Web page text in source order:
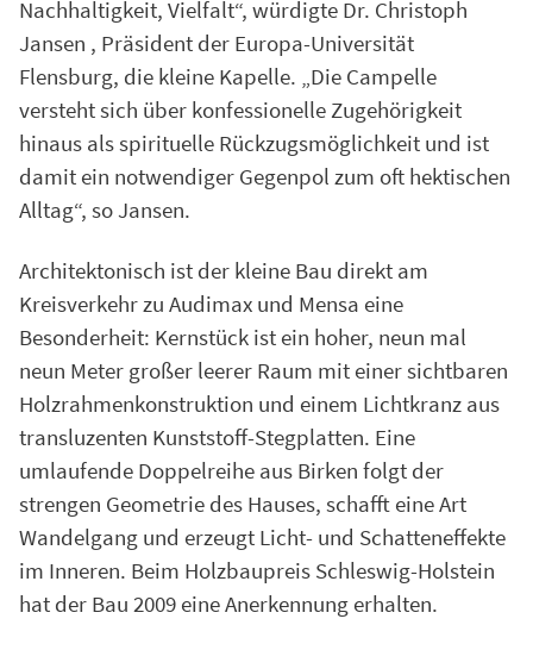
Nachhaltigkeit, Vielfalt“, würdigte Dr. Christoph
Jansen , Präsident der Europa-Universität
Flensburg, die kleine Kapelle. „Die Campelle
versteht sich über konfessionelle Zugehörigkeit
hinaus als spirituelle Rückzugsmöglichkeit und ist
damit ein notwendiger Gegenpol zum oft hektischen
Alltag“, so Jansen.
Architektonisch ist der kleine Bau direkt am
Kreisverkehr zu Audimax und Mensa eine
Besonderheit: Kernstück ist ein hoher, neun mal
neun Meter großer leerer Raum mit einer sichtbaren
Holzrahmenkonstruktion und einem Lichtkranz aus
transluzenten Kunststoff-Stegplatten. Eine
umlaufende Doppelreihe aus Birken folgt der
strengen Geometrie des Hauses, schafft eine Art
Wandelgang und erzeugt Licht- und Schatteneffekte
im Inneren. Beim Holzbaupreis Schleswig-Holstein
hat der Bau 2009 eine Anerkennung erhalten.